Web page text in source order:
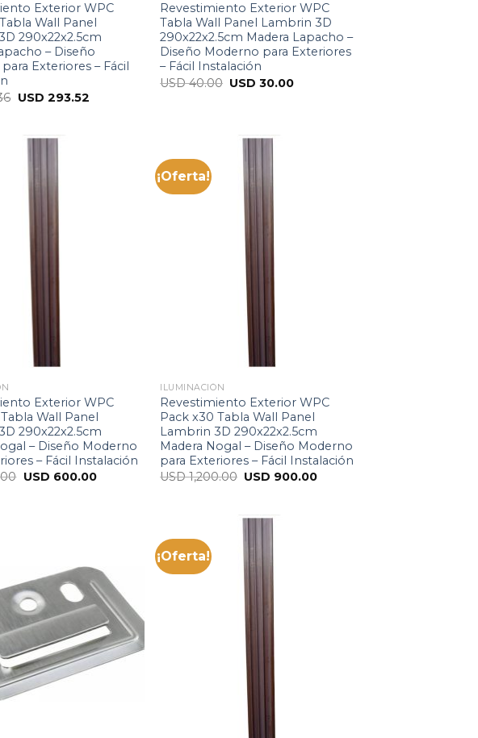
Exterior WPC
Wall Panel
290x22x2.5cm
– Diseño
Exteriores – Fácil
USD 293.52
Revestimiento Exterior WPC
Tabla Wall Panel Lambrin 3D
290x22x2.5cm Madera Lapacho –
Diseño Moderno para Exteriores
– Fácil Instalación
USD40.00 USD30.00
Exterior WPC
Wall Panel
290x22x2.5cm
– Diseño Moderno
– Fácil Instalación
USD 600.00
¡Oferta!
ILUMINACIÓN
Revestimiento Exterior WPC
Pack x30 Tabla Wall Panel
Lambrin 3D 290x22x2.5cm
Madera Nogal – Diseño Moderno
para Exteriores – Fácil Instalación
USD1,200.00 USD 900.00
¡Oferta!